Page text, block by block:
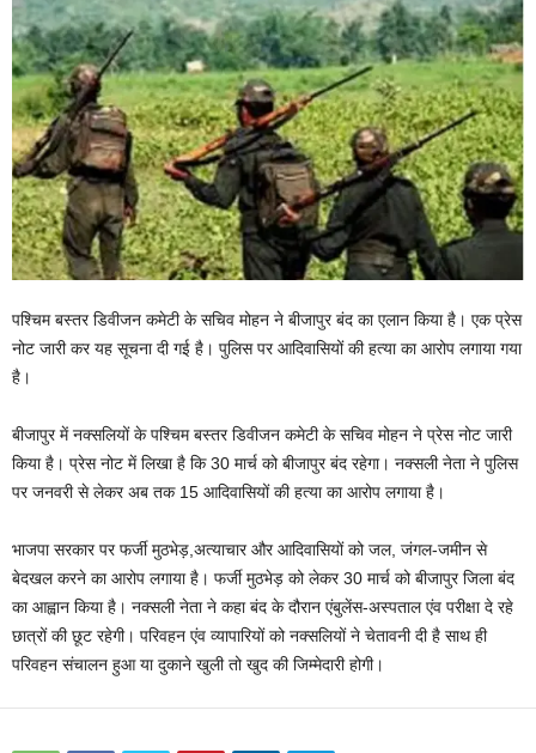
पश्चिम बस्तर डिवीजन कमेटी के सचिव मोहन ने बीजापुर बंद का एलान किया है। एक प्रेस
नोट जारी कर यह सूचना दी गई है। पुलिस पर आदिवासियों की हत्या का आरोप लगाया गया
है।
बीजापुर में नक्सलियों के पश्चिम बस्तर डिवीजन कमेटी के सचिव मोहन ने प्रेस नोट जारी
किया है। प्रेस नोट में लिखा है कि 30 मार्च को बीजापुर बंद रहेगा। नक्सली नेता ने पुलिस
पर जनवरी से लेकर अब तक 15 आदिवासियों की हत्या का आरोप लगाया है।
भाजपा सरकार पर फर्जी मुठभेड़,अत्याचार और आदिवासियों को जल, जंगल-जमीन से
बेदखल करने का आरोप लगाया है। फर्जी मुठभेड़ को लेकर 30 मार्च को बीजापुर जिला बंद
का आह्वान किया है। नक्सली नेता ने कहा बंद के दौरान एंबुलेंस-अस्पताल एंव परीक्षा दे रहे
छात्रों की छूट रहेगी। परिवहन एंव व्यापारियों को नक्सलियों ने चेतावनी दी है साथ ही
परिवहन संचालन हुआ या दुकाने खुली तो खुद की जिम्मेदारी होगी।